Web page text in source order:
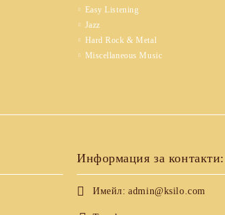
Easy Listening
Jazz
Hard Rock & Metal
Miscellaneous Music
Информация за контакти:
Имейл: admin@ksilo.com